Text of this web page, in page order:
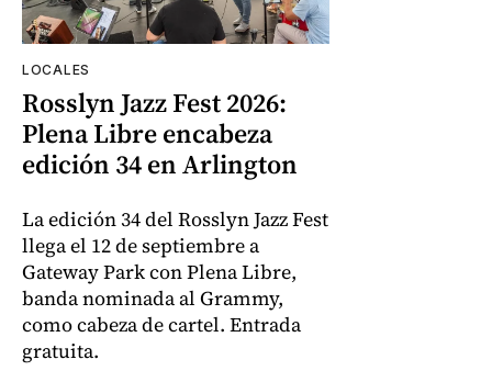
LOCALES
Rosslyn Jazz Fest 2026:
Plena Libre encabeza
edición 34 en Arlington
La edición 34 del Rosslyn Jazz Fest
llega el 12 de septiembre a
Gateway Park con Plena Libre,
banda nominada al Grammy,
como cabeza de cartel. Entrada
gratuita.